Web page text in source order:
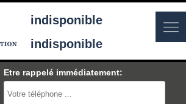
indisponible
indisponible
Etre rappelé immédiatement: